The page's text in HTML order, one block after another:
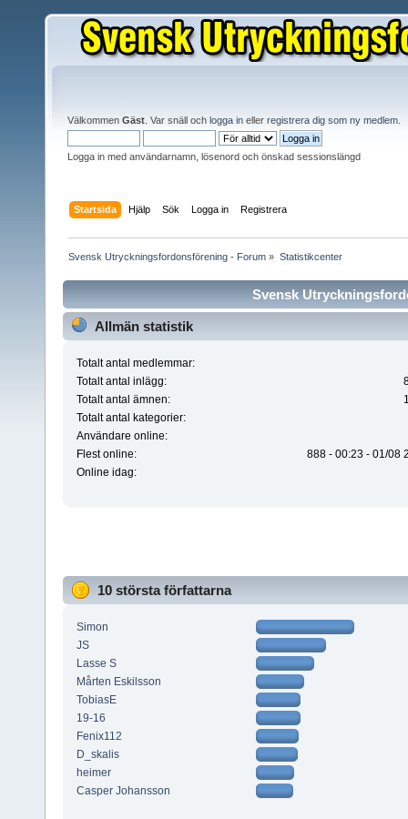
Välkommen Gäst . Var snäll och logga in eller registrera dig som ny medlem
Logga in med användarnamn, lösenord och önskad sessionslängd
Startsida Hjälp Sök Logga in Registrera
Svensk Utryckningsfordonsförening - Forum » Statistikcenter
Svensk
Allmän statistik
Totalt antal medlemmar:
Totalt antal inlägg:
Totalt antal ämnen:
Totalt antal kategorier:
Användare online:
Flest online:
888 - 00:23 - 01/08
Online idag:
10 största författarna
Simon
JS
Lasse S
Mårten Eskilsson
TobiasE
19-16
Fenix112
D_skalis
heimer
Casper Johansson